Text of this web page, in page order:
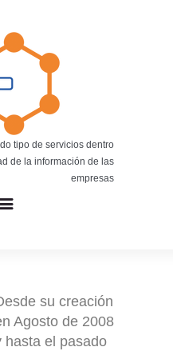
tipo de servicios dentro
de la información de las
empresas
su creación
Agosto de 2008
hasta el pasado